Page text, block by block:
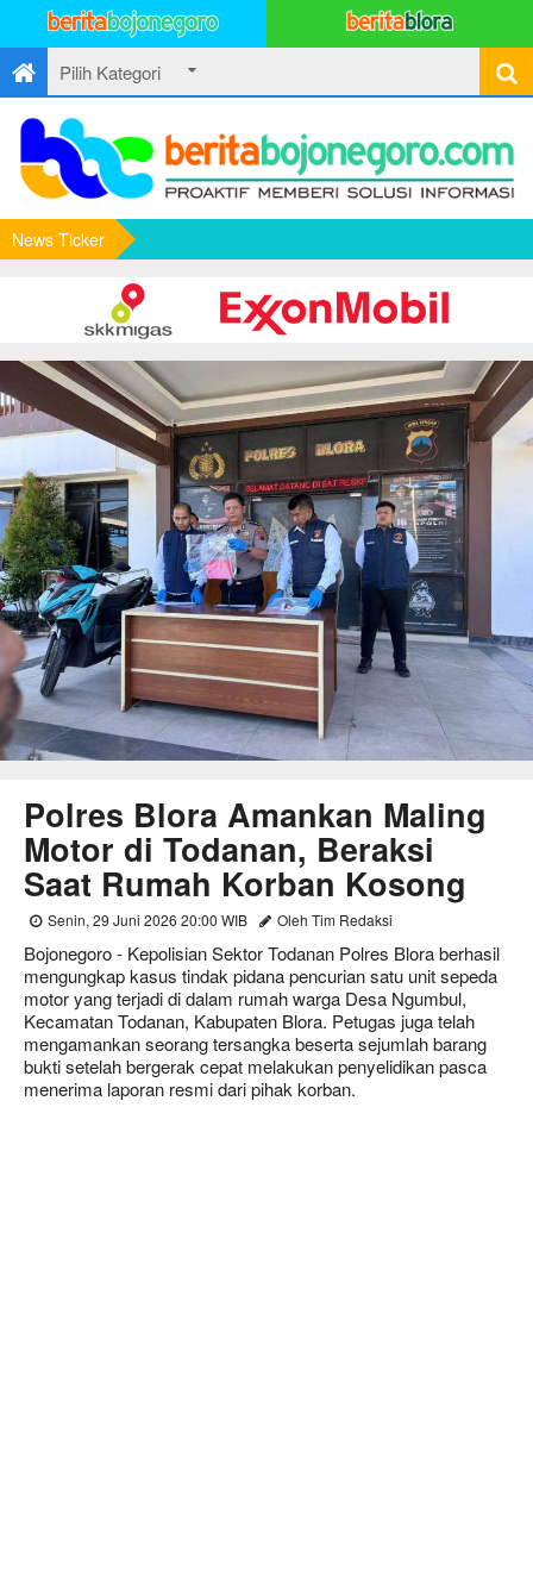
News Ticker
Polres Blora Amankan Maling
Motor di Todanan, Beraksi
Saat Rumah Korban Kosong
Senin, 29 Juni 2026 20:00 WIB Oleh Tim Redaksi
Bojonegoro - Kepolisian Sektor Todanan Polres Blora berhasil
mengungkap kasus tindak pidana pencurian satu unit sepeda
motor yang terjadi di dalam rumah warga Desa Ngumbul,
Kecamatan Todanan, Kabupaten Blora. Petugas juga telah
mengamankan seorang tersangka beserta sejumlah barang
bukti setelah bergerak cepat melakukan penyelidikan pasca
menerima laporan resmi dari pihak korban.